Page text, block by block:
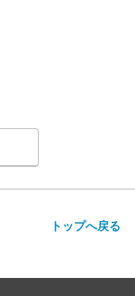
トップへ戻る